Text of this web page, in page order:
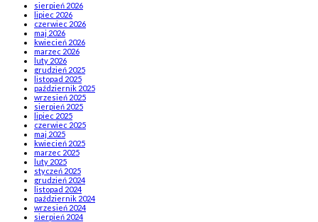
sierpień 2026
lipiec 2026
czerwiec 2026
maj 2026
kwiecień 2026
marzec 2026
luty 2026
grudzień 2025
listopad 2025
październik 2025
wrzesień 2025
sierpień 2025
lipiec 2025
czerwiec 2025
maj 2025
kwiecień 2025
marzec 2025
luty 2025
styczeń 2025
grudzień 2024
listopad 2024
październik 2024
wrzesień 2024
sierpień 2024